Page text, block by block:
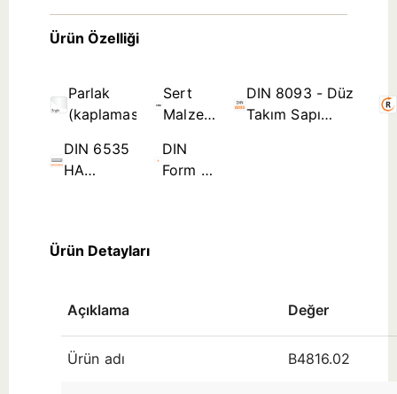
Ürün Özelliği
Parlak
(kaplamasız)
Sert
Malzeme
Karbür)
DIN 8093 - Düz
Takım Sapı
DIN 6535
HA
DIN
Form B
Ürün Detayları
Açıklama Değer
Ürün adı B4816.02